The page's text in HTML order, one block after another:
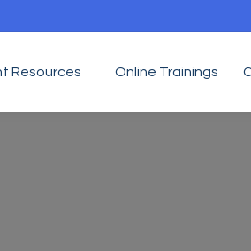
Resources Online Trainings